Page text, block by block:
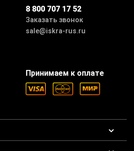
8 800 707 17 52
Заказать звонок
sale@iskra-rus.ru
Принимаем к оплате